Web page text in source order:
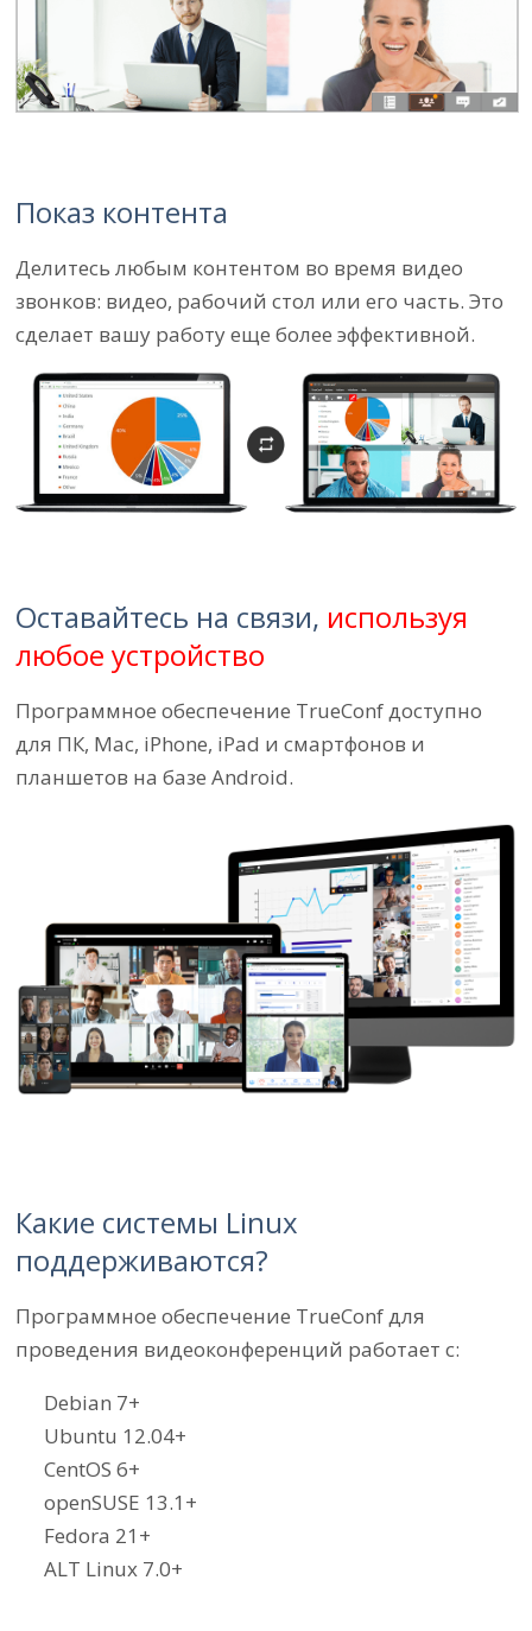
Показ контента
Делитесь любым контентом во время видео
звонков: видео, рабочий стол или его часть. Это
сделает вашу работу еще более эффективной.
Оставайтесь на связи, используя
любое устройство
Программное обеспечение TrueConf доступно
для ПК, Mac, iPhone, iPad и смартфонов и
планшетов на базе Android.
Какие системы Linux
поддерживаются?
Программное обеспечение TrueConf для
проведения видеоконференций работает с:
Debian 7+
Ubuntu 12.04+
CentOS 6+
openSUSE 13.1+
Fedora 21+
ALT Linux 7.0+